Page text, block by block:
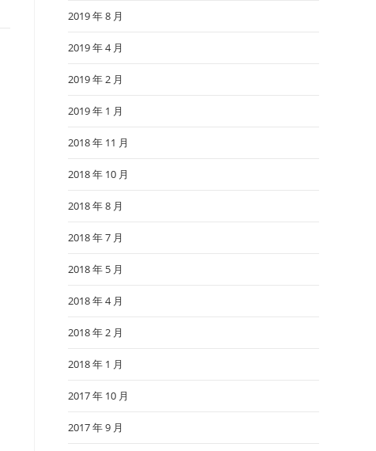
2019 年 8 月
2019 年 4 月
2019 年 2 月
2019 年 1 月
2018 年 11 月
2018 年 10 月
2018 年 8 月
2018 年 7 月
2018 年 5 月
2018 年 4 月
2018 年 2 月
2018 年 1 月
2017 年 10 月
2017 年 9 月